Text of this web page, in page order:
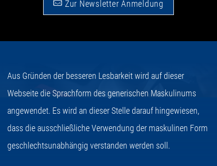
Zur Newsletter Anmeldung
Aus Gründen der besseren Lesbarkeit wird auf dieser
Webseite die Sprachform des generischen Maskulinums
angewendet. Es wird an dieser Stelle darauf hingewiesen,
dass die ausschließliche Verwendung der maskulinen Form
geschlechtsunabhängig verstanden werden soll.